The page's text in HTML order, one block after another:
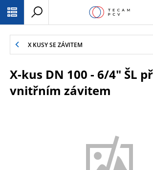
X KUSY SE ZÁVITEM
X-kus DN 100 - 6/4" ŠL
vnitřním závitem